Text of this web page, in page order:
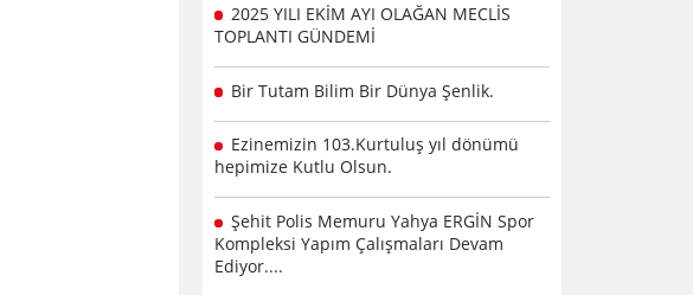
2025 YILI EKİM AYI OLAĞAN MECLİS
TOPLANTI GÜNDEMİ
Bir Tutam Bilim Bir Dünya Şenlik.
Ezinemizin 103.Kurtuluş yıl dönümü
hepimize Kutlu Olsun.
Şehit Polis Memuru Yahya ERGİN Spor
Kompleksi Yapım Çalışmaları Devam
Ediyor....